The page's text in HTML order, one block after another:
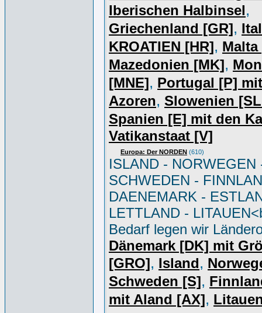
Iberischen Halbinsel,
Griechenland [GR],
KROATIEN [HR], Malta
Mazedonien [MK],
[MNE], Portugal [P]
Azoren, Slowenien
Spanien [E] mit den
Vatikanstaat [V]
Europa: Der NORDEN (610)
ISLAND - NORWEGEN
SCHWEDEN -
DAENEMARK -
LETTLAND -
Bedarf legen wir
Dänemark [DK] mit
[GRO], Island,
Schweden [S],
mit Aland [AX],